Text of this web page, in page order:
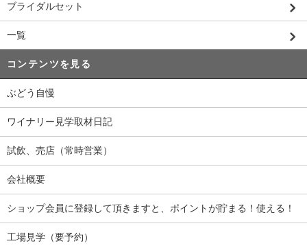
ブライダルセット
一覧
コンテンツを見る
ぶどう自慢
ワイナリー見学取材日記
試飲、売店（常時営業）
会社概要
ショップ会員に登録して頂きますと、ポイントが貯まる！使える！
工場見学（要予約）